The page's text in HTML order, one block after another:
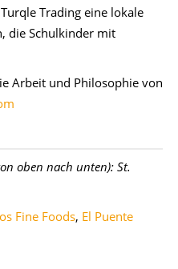
Trading eine lokale
die Schulkinder mit
Arbeit und Philosophie von
oben nach unten): St.
Fine Foods, El Puente